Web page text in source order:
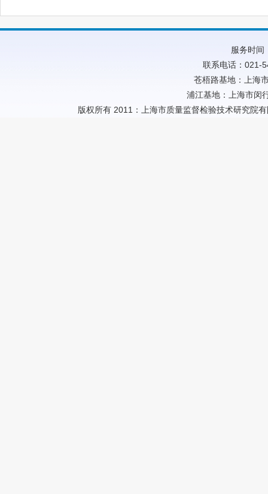
服务时间
联系电话：021-
苍梧路基地：上海
浦江基地：上海市闵
版权所有 2011：上海市质量监督检验技术研究